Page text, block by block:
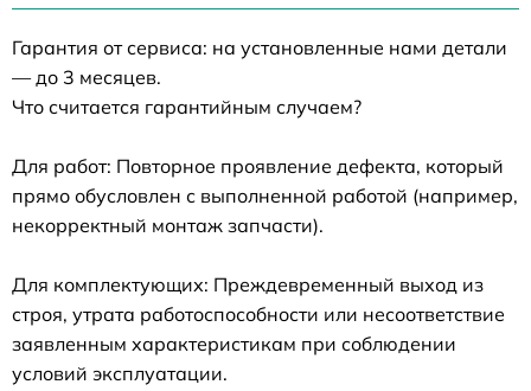
Гарантия от сервиса: на установленные нами детали
— до 3 месяцев.
Что считается гарантийным случаем?
Для работ: Повторное проявление дефекта, который
прямо обусловлен с выполненной работой (например,
некорректный монтаж запчасти).
Для комплектующих: Преждевременный выход из
строя, утрата работоспособности или несоответствие
заявленным характеристикам при соблюдении
условий эксплуатации.